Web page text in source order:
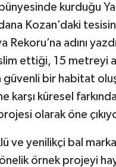
kurduğu
Kozan’daki
Rekoru’na adını
ettiği, 15 metreyi
güvenli bir habitat
karşı küresel
olarak öne
ve yenilikçi bal
örnek projeyi